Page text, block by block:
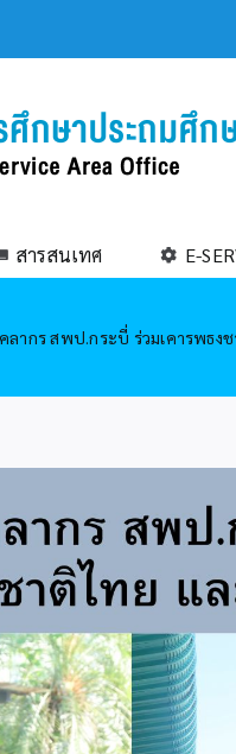
สารสนเทศ E-
ลากร สพป.กระบี่ ร่วมเคารพธง